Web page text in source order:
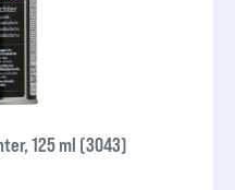
125 ml (3043)